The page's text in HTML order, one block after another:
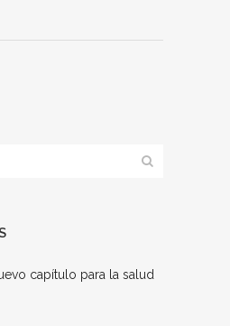
capítulo para la salud